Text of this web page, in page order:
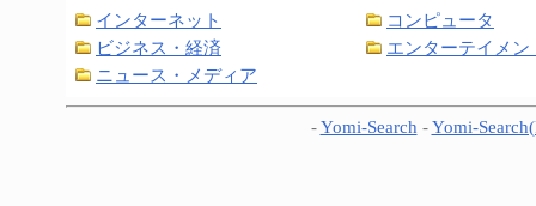
インターネット
コンピュータ
ビジネス・経済
エンターテイメン
ニュース・メディア
-Yomi-Search -Yomi-